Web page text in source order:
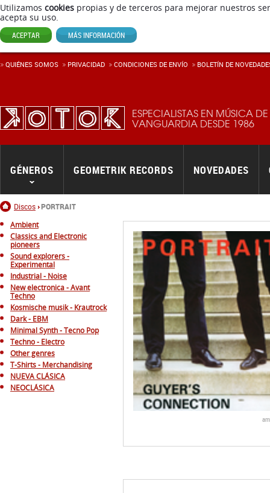
Utilizamos cookies propias y de terceros para mejorar nuestros
acepta su uso.
ACEPTAR MÁS INFORMACIÓN
ESPECIALISTAS EN MÚSICA DE
VANGUARDIA DESDE 1986
Inicio
Discos PORTRAIT
GÉNEROS GEOMETRIK RECORDS NOVEDADES
QUIÉNES SOMOS PRIVACIDAD CONDICIONES DE ENVÍ­O BOLETÍN DE
Ambient
Classics and Electronic
pioneers
Sound explorers -
Experimental
Industrial - Noise
New electronica - Avant
Techno
Kosmische musik - Krautrock
Dark - EBM
Minimal Synth - Tecno Pop
Techno - Electro
Other genres
T-Shirts - Merchandising
NUEVA CLÁSICA
NEOCLÁSICA